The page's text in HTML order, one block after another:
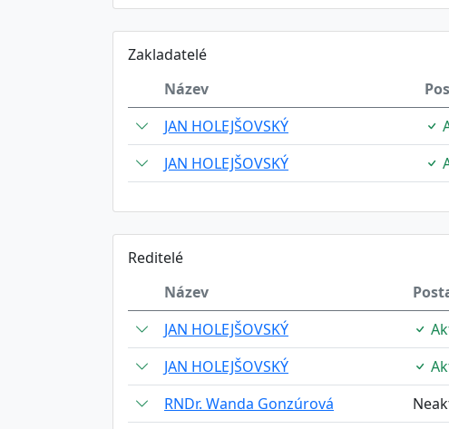
Zakladatelé
Název
JAN HOLEJŠOVSKÝ
JAN HOLEJŠOVSKÝ
Reditelé
Název
JAN HOLEJŠOVSKÝ
JAN HOLEJŠOVSKÝ
RNDr. Wanda Gonzúrová